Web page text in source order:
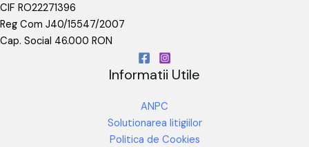
CIF RO22271396
Reg Com J40/15547/2007
Cap. Social 46.000 RON
Informatii Utile
ANPC
Solutionarea litigiilor
Politica de Cookies